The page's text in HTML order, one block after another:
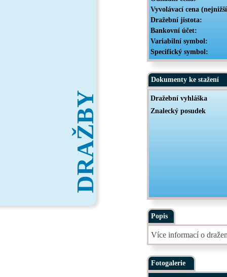
DRAŽBY
Vyvolávací cena
Dražební jistota:
Bankovní účet:
Variabilní symbol:
Specifický symbol:
Dokumenty ke stažení
Dražební vyhláška
Znalecký posudek
Popis
Více informací o
Fotogalerie